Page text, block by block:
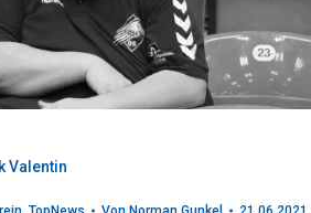
Valentin